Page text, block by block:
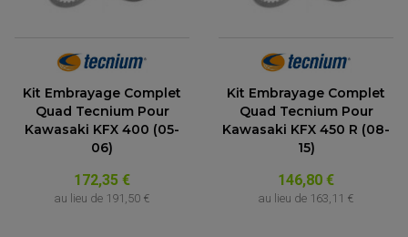
ACCESSOIRE MOTO DUCATI
ACCESSOIRE MOTO KAWASAKI
ACCESSOIRE MOTO KTM
ACCESSOIRE MOTO MV AGUSTA
ACCESSOIRE MOTO SUZUKI
ACCESSOIRE MOTO TRIUMPH
ACCESSOIRE MOTO YAMAHA
CARDAN COMPLET
NOIX DE CARDAN QUAD / SSV
SOUFFLET DE CARDANS
KIT DÉCO
COUVRE RAYON
Kit Embrayage Complet
Quad Tecnium Pour
Kawasaki KFX 400 (05-
06)
172,35 €
au lieu de 191,50 €
Kit Embrayage Complet
Quad Tecnium Pour
Kawasaki KFX 450 R (08-
15)
146,80 €
au lieu de 163,11 €